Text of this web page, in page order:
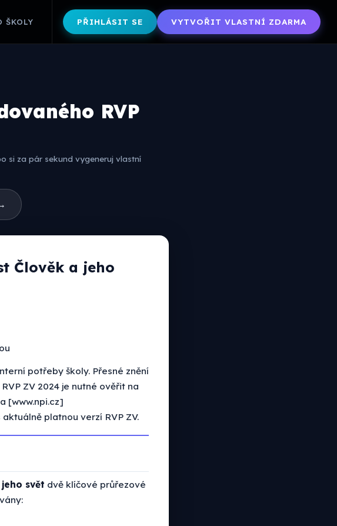
ŠKOLY PŘIHLÁSIT SE VYTVOŘIT VLASTNÍ ZDARMA
RVP
si za pár sekund vygeneruj vlastní
Člověk a jeho
potřeby školy. Přesné znění
ZV 2024 je nutné ověřit na
[www.npi.cz]
platnou verzí RVP ZV.
svět dvě klíčové průřezové